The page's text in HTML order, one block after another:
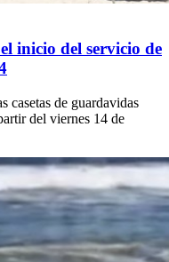
inicio del servicio de
casetas de guardavidas
del viernes 14 de